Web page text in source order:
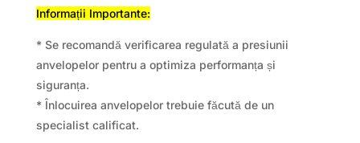
Informații Importante:
* Se recomandă verificarea regulată a presiunii
anvelopelor pentru a optimiza performanța și
siguranța.
* Înlocuirea anvelopelor trebuie făcută de un
specialist calificat.